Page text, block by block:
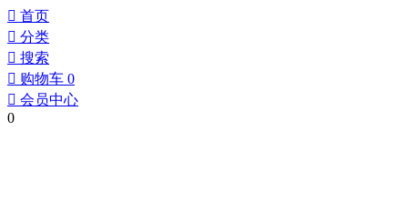
󰀁 首页
󰀂 分类
󰀃 搜索
󰀄 购物车 0
󰀅 会员中心
0